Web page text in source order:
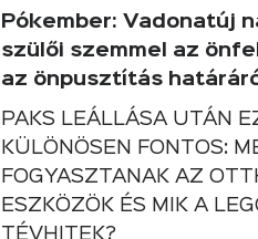
Pókember: Vadonatúj
szülői szemmel az
az önpusztítás
PAKS LEÁLLÁSA UTÁN
KÜLÖNÖSEN FONTOS:
FOGYASZTANAK AZ
ESZKÖZÖK ÉS MIK A
TÉVHITEK?